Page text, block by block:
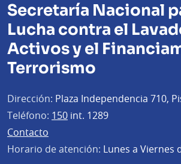
Secretaría Nacional
Lucha contra el
Activos y el
Terrorismo
Dirección: Plaza Independencia 710,
Teléfono: 150 int. 1289
Contacto
Horario de atención: Lunes a Viernes